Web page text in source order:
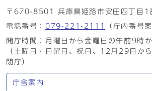
〒670-8501 兵庫県姫路市安田四丁目1
電話番号： 079-221-2111
（庁内番号案
開庁時間：月曜日から金曜日の午前9時
（土曜日・日曜日、祝日、12月29日か
閉庁）
庁舎案内